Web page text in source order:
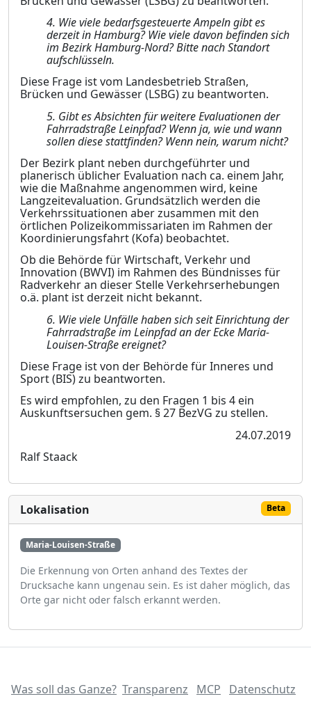
4. Wie viele bedarfsgesteuerte Ampeln gibt es
derzeit in Hamburg? Wie viele davon befinden sich
im Bezirk Hamburg-Nord? Bitte nach Standort
aufschlüsseln.
Diese Frage ist vom Landesbetrieb Straßen,
Brücken und Gewässer (LSBG) zu beantworten.
5. Gibt es Absichten für weitere Evaluationen der
Fahrradstraße Leinpfad? Wenn ja, wie und wann
sollen diese stattfinden? Wenn nein, warum nicht?
Der Bezirk plant neben durchgeführter und
planerisch üblicher Evaluation nach ca. einem Jahr,
wie die Maßnahme angenommen wird, keine
Langzeitevaluation. Grundsätzlich werden die
Verkehrssituationen aber zusammen mit den
örtlichen Polizeikommissariaten im Rahmen der
Koordinierungsfahrt (Kofa) beobachtet.
Ob die Behörde für Wirtschaft, Verkehr und
Innovation (BWVI) im Rahmen des Bündnisses für
Radverkehr an dieser Stelle Verkehrserhebungen
o.ä. plant ist derzeit nicht bekannt.
6. Wie viele Unfälle haben sich seit Einrichtung der
Fahrradstraße im Leinpfad an der Ecke Maria-
Louisen-Straße ereignet?
Diese Frage ist von der Behörde für Inneres und
Sport (BIS) zu beantworten.
Es wird empfohlen, zu den Fragen 1 bis 4 ein
Auskunftsersuchen gem. § 27 BezVG zu stellen.
24.07.2019
Ralf Staack
Lokalisation Beta
Maria-Louisen-Straße
Die Erkennung von Orten anhand des Textes der
Drucksache kann ungenau sein. Es ist daher möglich, das
Orte gar nicht oder falsch erkannt werden.
Was soll das Ganze? Transparenz MCP
Datenschutz